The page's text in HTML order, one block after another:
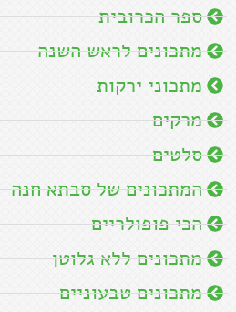
ספר הכרובית
מתכונים לראש השנה
מתכוני ירקות
מרקים
סלטים
המתכונים של סבתא חנה
הכי פופולריים
מתכונים ללא גלוטן
מתכונים טבעוניים